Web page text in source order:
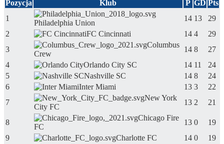
Pozycja Klub P GD Pts
1
Philadelphia Union
14 13
29
2
FC Cincinnati 14 4
29
3
Columbus
Crew
14 8
27
4
Orlando City SC 14 11
24
5
Nashville SC 14 8
24
6
Inter Miami 13 3
22
7
New York
City FC
13 2 21
8
Chicago Fire
FC
13 0
19
9
Charlotte FC 14 0
19